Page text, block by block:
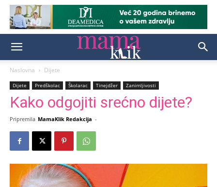
Naslovna Dijete
Dijete Predškolac Školarac Tinejdžer Zanimljivosti
Kako odgojiti srećno dijete?
Pripremila MamaKlik Redakcija -